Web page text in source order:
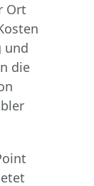
Ort
und
die